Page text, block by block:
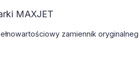
MAXJET
zamiennik